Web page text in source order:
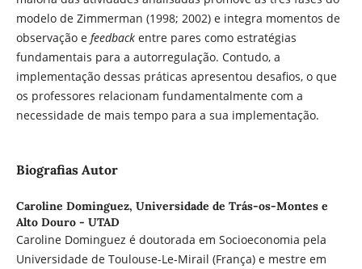
modelo de Zimmerman (1998; 2002) e integra momentos de
observação e feedbackentre pares como estratégias
fundamentais para a autorregulação. Contudo, a
implementação dessas práticas apresentou desafios, o que
os professores relacionam fundamentalmente com a
necessidade de mais tempo para a sua implementação.
Biografias Autor
Caroline Dominguez, Universidade de Trás-os-Montes e
Alto Douro - UTAD
Caroline Dominguez é doutorada em Socioeconomia pela
Universidade de Toulouse-Le-Mirail (França) e mestre em